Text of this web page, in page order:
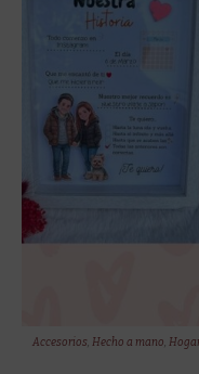
Accesorios,Hecho a mano,